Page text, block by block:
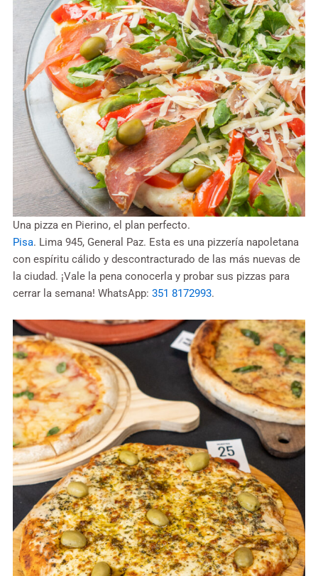
Una pizza en Pierino, el plan perfecto.
Pisa. Lima 945, General Paz. Esta es una pizzería napoletana
con espíritu cálido y descontracturado de las más nuevas de
la ciudad. ¡Vale la pena conocerla y probar sus pizzas para
cerrar la semana! WhatsApp: 351 8172993.